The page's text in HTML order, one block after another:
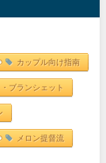
カップル向け指南
ブランシェット
メロン提督流